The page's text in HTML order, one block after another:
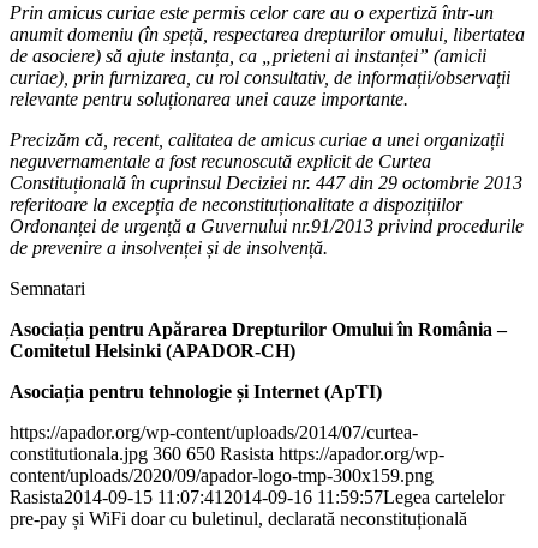
Prin amicus curiae este permis celor care au o expertiză într-un
anumit domeniu (în speță, respectarea drepturilor omului, libertatea
de asociere) să ajute instanța, ca „prieteni ai instanței” (amicii
curiae), prin furnizarea, cu rol consultativ, de informații/observații
relevante pentru soluționarea unei cauze importante.
Precizăm că, recent, calitatea de amicus curiae a unei organizații
neguvernamentale a fost recunoscută explicit de Curtea
Constituțională în cuprinsul Deciziei nr. 447 din 29 octombrie 2013
referitoare la excepția de neconstituționalitate a dispozițiilor
Ordonanței de urgență a Guvernului nr.91/2013 privind procedurile
de prevenire a insolvenței și de insolvență.
Semnatari
Asociația pentru Apărarea Drepturilor Omului în România –
Comitetul Helsinki (APADOR-CH)
Asociația pentru tehnologie și Internet (ApTI)
https://apador.org/wp-content/uploads/2014/07/curtea-
constitutionala.jpg 360 650 Rasista https://apador.org/wp-
content/uploads/2020/09/apador-logo-tmp-300x159.png
Rasista2014-09-15 11:07:41 2014-09-16 11:59:57Legea cartelelor
pre-pay și WiFi doar cu buletinul, declarată neconstituțională